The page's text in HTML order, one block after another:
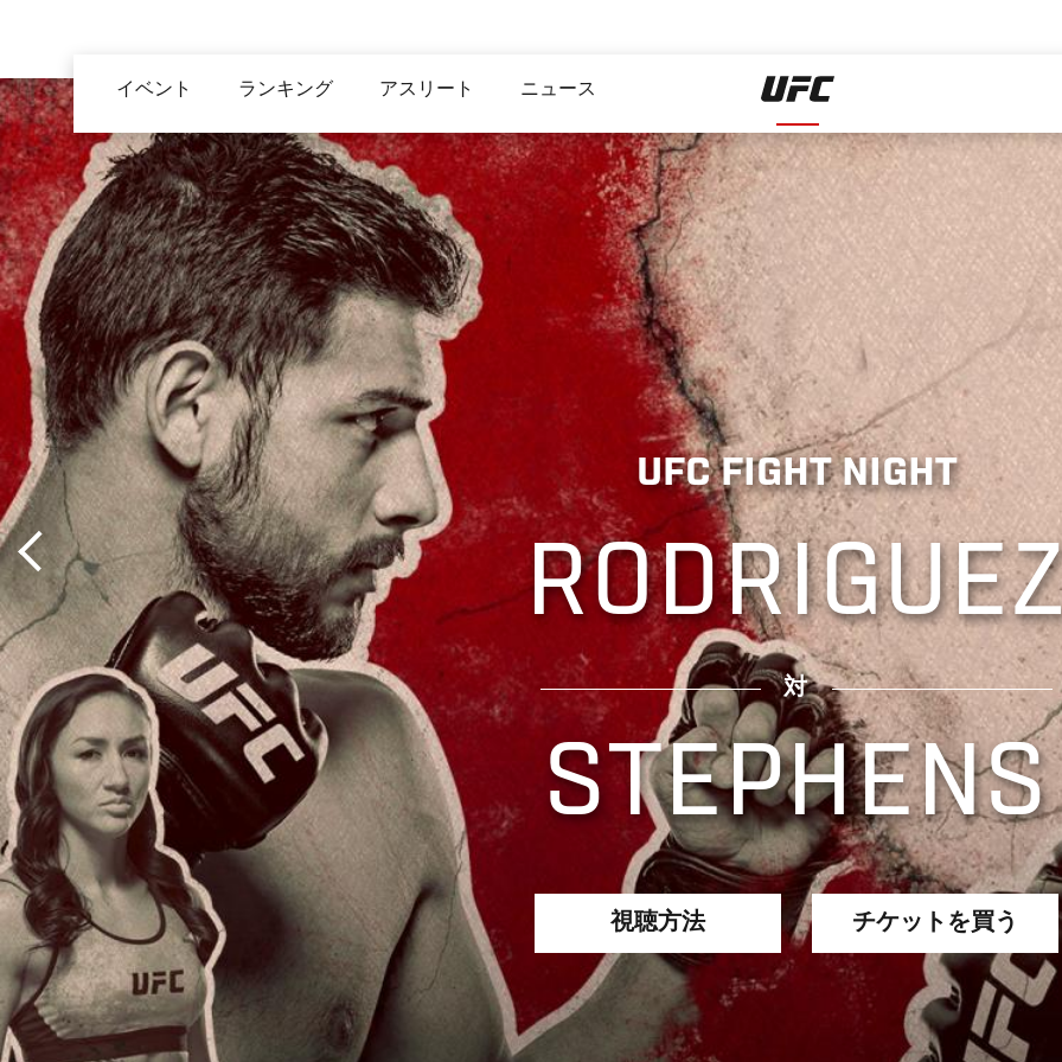
ン
コ
ン
テ
ン
ツ
に
移
動
navigation
イベント ランキング アスリート ニュース
UFC FIGHT NIGHT
対
STEPHENS
視聴方法 チケットを買う